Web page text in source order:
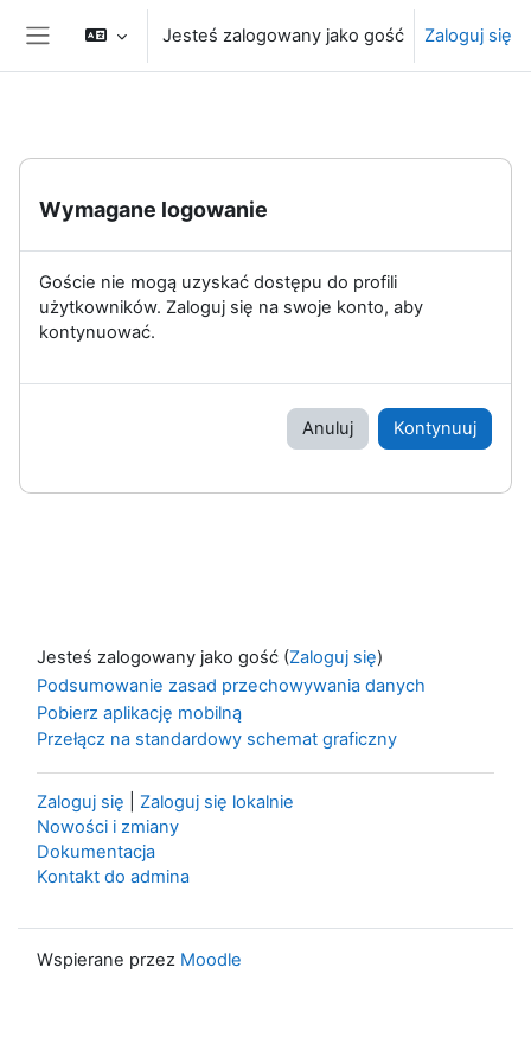
Przejdź do głównej zawartości
Panel boczny
Jesteś zalogowany jako gość Zaloguj się
Wymagane logowanie
Goście nie mogą uzyskać dostępu do profili
użytkowników. Zaloguj się na swoje konto, aby
kontynuować.
Anuluj Kontynuuj
Jesteś zalogowany jako gość (Zaloguj się)
Podsumowanie zasad przechowywania danych
Pobierz aplikację mobilną
Przełącz na standardowy schemat graficzny
Zaloguj się
Zaloguj się lokalnie
Nowości i zmiany
Dokumentacja
Kontakt do admina
Wspierane przez Moodle